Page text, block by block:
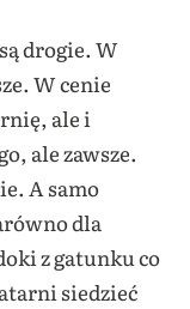
drogie. W
W cenie
ale i
ale zawsze.
A samo
dla
z gatunku co
siedzieć